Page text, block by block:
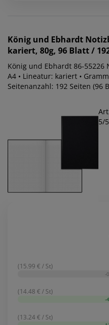
König und Ebhardt
kariert, 80g, 96 Blatt /
König und Ebhardt 86-55226
A4 • Lineatur: kariert •
5/5
(15.99 € / St)
-
(14.48 € / St)
-
(13.24 € / St)